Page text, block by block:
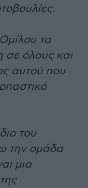
τα
σε όλους και
αυτού που
του
την ομάδα
μια